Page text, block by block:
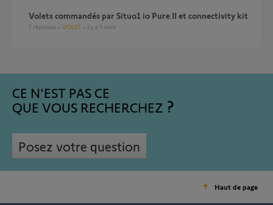
Volets commandés par Situo1 io Pure II et connectivity kit
7 réponses VOLET il y a 5 mois
CE N'EST PAS CE
QUE VOUS RECHERCHEZ
Posez votre question
Haut de page